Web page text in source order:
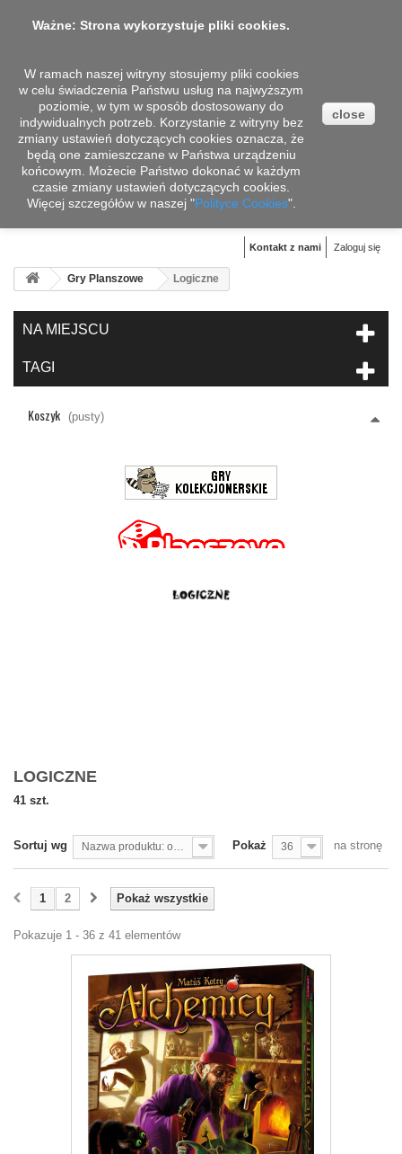
Koszyk (pusty)
Zaloguj się
Kontakt z nami
Gry Planszowe Logiczne
NA MIEJSCU
TAGI
Koszyk (pusty)
LOGICZNE
41 szt.
Sortuj wg Pokaż 36 na stronę
Pokaż wszystkie
1 2
Pokazuje 1 - 36 z 41 elementów
Ważne: Strona wykorzystuje pliki cookies.
W ramach naszej witryny stosujemy pliki cookies
w celu świadczenia Państwu usług na najwyższym
poziomie, w tym w sposób dostosowany do
indywidualnych potrzeb. Korzystanie z witryny bez
zmiany ustawień dotyczących cookies oznacza, że
będą one zamieszczane w Państwa urządzeniu
końcowym. Możecie Państwo dokonać w każdym
czasie zmiany ustawień dotyczących cookies.
Więcej szczegółów w naszej "Polityce Cookies".
close